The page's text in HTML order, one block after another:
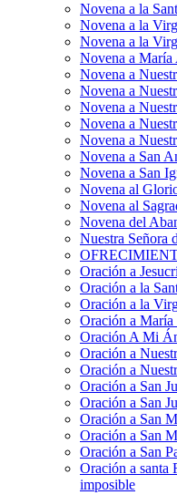
Novena a la
Novena a la
Novena a la
Novena a
Novena a
Novena a
Novena a
Novena a
Novena a
Novena a San
Novena a San
Novena al
Novena al
Novena del
Nuestra Señora
Oración a
Oración a la
Oración a la
Oración a María
Oración A Mi
Oración a
Oración a
Oración a San
Oración a San
Oración a San
Oración a San
Oración a San
Oración a santa
imposible